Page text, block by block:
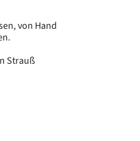
von Hand
Strauß